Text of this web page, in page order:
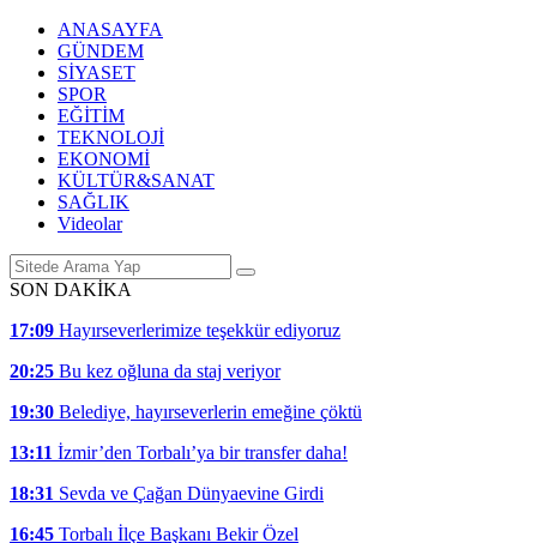
ANASAYFA
GÜNDEM
SİYASET
SPOR
EĞİTİM
TEKNOLOJİ
EKONOMİ
KÜLTÜR&SANAT
SAĞLIK
Videolar
SON DAKİKA
17:09 Hayırseverlerimize teşekkür ediyoruz
20:25 Bu kez oğluna da staj veriyor
19:30 Belediye, hayırseverlerin emeğine çöktü
13:11 İzmir’den Torbalı’ya bir transfer daha!
18:31 Sevda ve Çağan Dünyaevine Girdi
16:45 Torbalı İlçe Başkanı Bekir Özel